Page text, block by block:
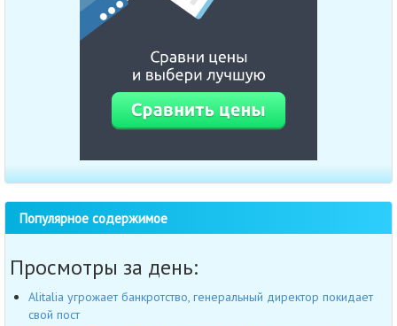
Популярное содержимое
Просмотры за день:
Alitalia угрожает банкротство, генеральный директор покидает
свой пост